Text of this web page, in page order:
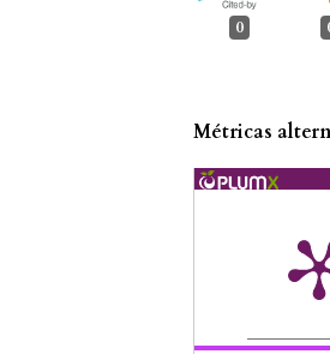
0
Métricas